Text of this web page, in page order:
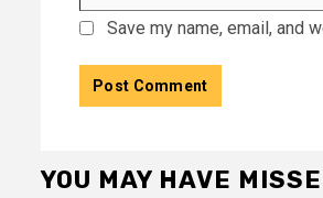
Save my name, email, and
YOU MAY HAVE